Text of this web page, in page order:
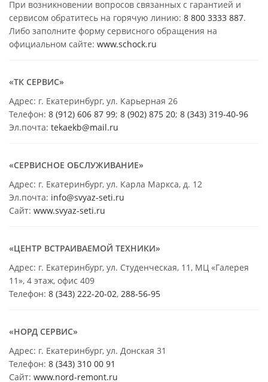
При возникновении вопросов связанных с гарантией и
сервисом обратитесь на горячую линию: 8 800 3333 887.
Либо заполните форму сервисного обращения на
официальном сайте: www.schock.ru
«ТК СЕРВИС»
Адрес: г. Екатеринбург, ул. Карьерная 26
Телефон: 8 (912) 606 87 99; 8 (902) 875 20; 8 (343) 319-40-96
Эл.почта: tekaekb@mail.ru
«СЕРВИСНОЕ ОБСЛУЖИВАНИЕ»
Адрес: г. Екатеринбург, ул. Карла Маркса, д. 12
Эл.почта: info@svyaz-seti.ru
Сайт: www.svyaz-seti.ru
«ЦЕНТР ВСТРАИВАЕМОЙ ТЕХНИКИ»
Адрес: г. Екатеринбург, ул. Студенческая, 11, МЦ «Галерея
11», 4 этаж, офис 409
Телефон: 8 (343) 222-20-02, 288-56-95
«НОРД СЕРВИС»
Адрес: г. Екатеринбург, ул. Донская 31
Телефон: 8 (343) 310 00 91
Сайт: www.nord-remont.ru